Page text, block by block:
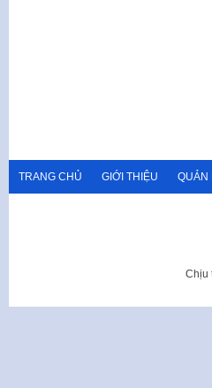
TRANG CHỦ GIỚI THIỆU QUẢN
Chịu